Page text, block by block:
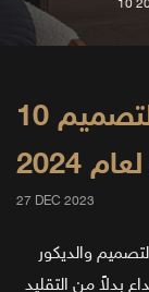
10 اتجاهات رائجة في التصميم
2024
27 DEC 2023
من التصميم والديكور